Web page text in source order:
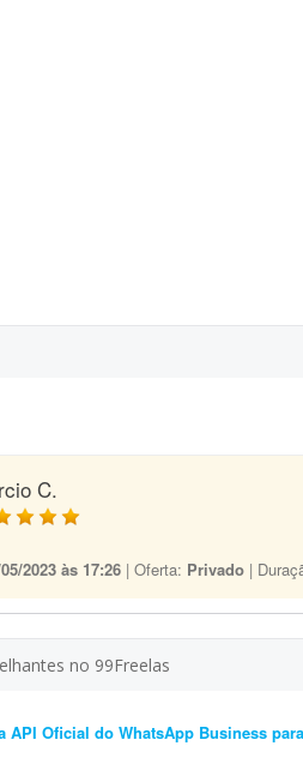
C.
2023 às 17:26 | Oferta: Privado |
no 99Freelas
API Oficial do WhatsApp Business